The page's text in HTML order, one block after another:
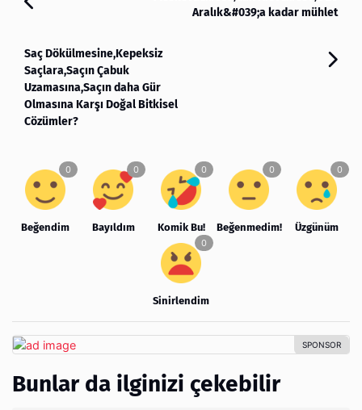
Aralık&#039;a kadar mühlet
Saç Dökülmesine,Kepeksiz
Saçlara,Saçın Çabuk
Uzamasına,Saçın daha Gür
Olmasına Karşı Doğal Bitkisel
Cözümler?
Beğendim Bayıldım Komik Bu! Beğenmedim! Üzgünüm
Sinirlendim
Bunlar da ilginizi çekebilir